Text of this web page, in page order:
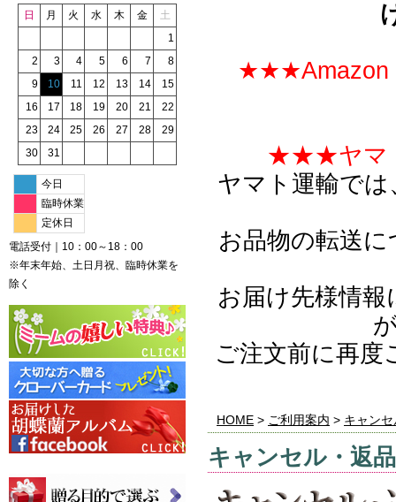
日
月 火 水 木 金
土
1
2
3 4 5 6 7
8
9
10 11 12 13 14
15
16
17 18 19 20 21
22
23
24 25 26 27 28
29
30
31
今日
臨時休業
定休日
電話受付｜10：00～18：00
※年末年始、土日月祝、臨時休業を
除く
★★★Amazon
★★★ヤマ
ヤマト運輸で
お品物の転送
お届け先様情
ご注文前に再
HOME > ご利用案内 > キャン
キャンセル・返